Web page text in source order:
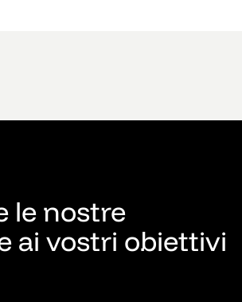
le nostre
ai vostri obiettivi